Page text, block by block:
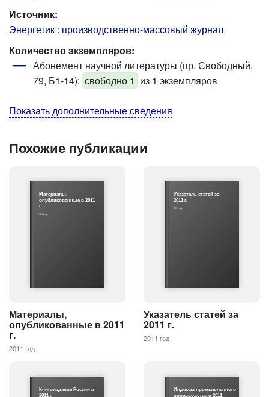
Источник:
Энергетик : производственно-массовый журнал
Количество экземпляров:
Абонемент научной литературы (пр. Свободный,
79, Б1-14): свободно 1 из 1 экземпляров
Показать дополнительные сведения
Похожие публикации
Материалы,
опубликованные в 2011
г.
2011 год
Материалы,
опубликованные в 2011
г.
2011 год
Указатель статей за
2011 г.
2011 год
Указатель статей за
2011 г.
2011 год
Книгоиздание России в
2011 г.
Индексы промышленного
производства в 2011